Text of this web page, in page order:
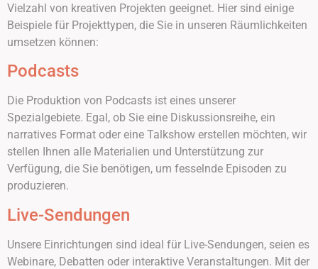
Vielzahl von kreativen Projekten geeignet. Hier sind einige
Beispiele für Projekttypen, die Sie in unseren Räumlichkeiten
umsetzen können:
Podcasts
Die Produktion von Podcasts ist eines unserer
Spezialgebiete. Egal, ob Sie eine Diskussionsreihe, ein
narratives Format oder eine Talkshow erstellen möchten, wir
stellen Ihnen alle Materialien und Unterstützung zur
Verfügung, die Sie benötigen, um fesselnde Episoden zu
produzieren.
Live-Sendungen
Unsere Einrichtungen sind ideal für Live-Sendungen, seien es
Webinare, Debatten oder interaktive Veranstaltungen. Mit der